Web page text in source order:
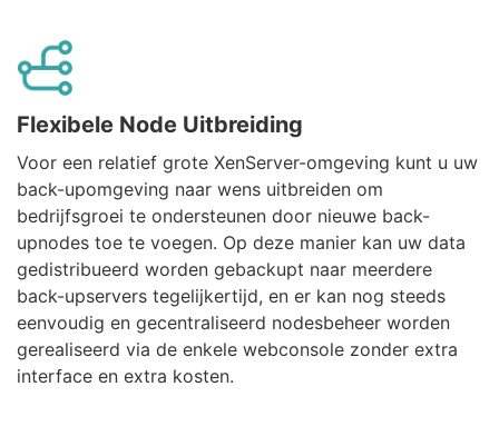
Flexibele Node Uitbreiding
Voor een relatief grote XenServer-omgeving kunt u uw
back-upomgeving naar wens uitbreiden om
bedrijfsgroei te ondersteunen door nieuwe back-
upnodes toe te voegen. Op deze manier kan uw data
gedistribueerd worden gebackupt naar meerdere
back-upservers tegelijkertijd, en er kan nog steeds
eenvoudig en gecentraliseerd nodesbeheer worden
gerealiseerd via de enkele webconsole zonder extra
interface en extra kosten.